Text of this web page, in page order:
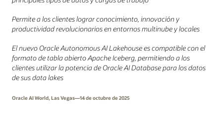
Permite a los clientes lograr conocimiento, innovación y
productividad revolucionarios en entornos multinube y locales
El nuevo Oracle Autonomous AI Lakehouse es compatible con el
formato de tabla abierto Apache Iceberg, permitiendo a los
clientes utilizar la potencia de Oracle AI Database para los datos
de sus data lakes
Oracle AI World, Las Vegas—14 de octubre de 2025